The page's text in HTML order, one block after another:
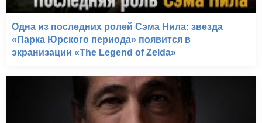
Одна из последних ролей Сэма Нила: звезда
«Парка Юрского периода» появится в
экранизации «The Legend of Zelda»